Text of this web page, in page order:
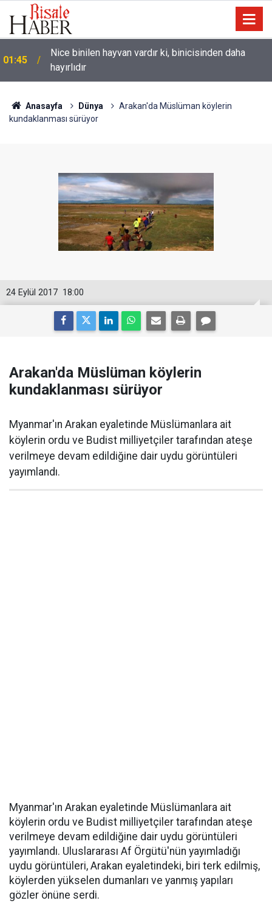
01:45
Nice binilen hayvan vardır ki, binicisinden daha
hayırlıdır
Anasayfa Dünya
Arakan'da Müslüman köylerin
kundaklanması sürüyor
18:00
24 Eylül 2017
Arakan'da Müslüman köylerin
kundaklanması sürüyor
Myanmar'ın Arakan eyaletinde Müslümanlara ait
köylerin ordu ve Budist milliyetçiler tarafından ateşe
verilmeye devam edildiğine dair uydu görüntüleri
yayımlandı.
Myanmar'ın Arakan eyaletinde Müslümanlara ait
köylerin ordu ve Budist milliyetçiler tarafından ateşe
verilmeye devam edildiğine dair uydu görüntüleri
yayımlandı. Uluslararası Af Örgütü'nün yayımladığı
uydu görüntüleri, Arakan eyaletindeki, biri terk edilmiş,
köylerden yükselen dumanları ve yanmış yapıları
gözler önüne serdi.